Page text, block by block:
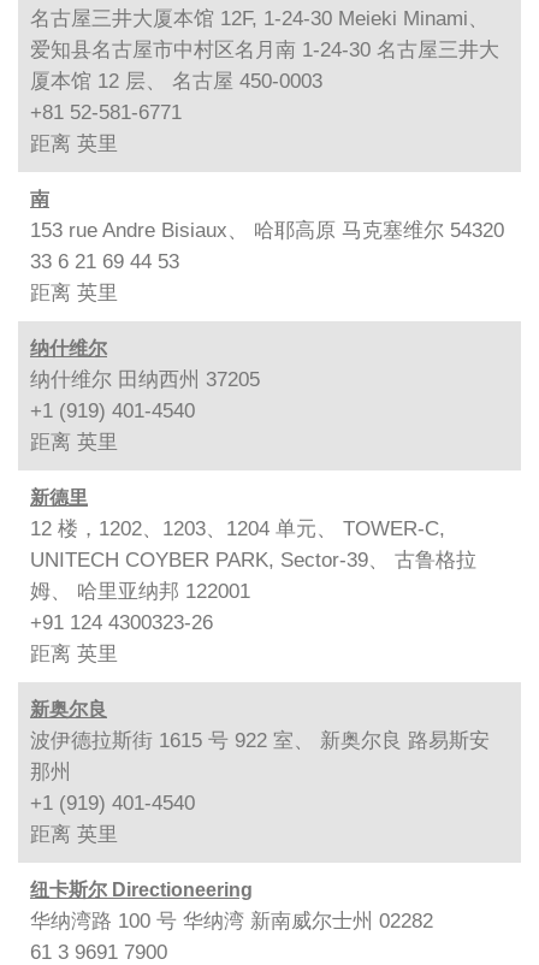
名古屋三井大厦本馆 12F, 1-24-30 Meieki Minami、
爱知县名古屋市中村区名月南 1-24-30 名古屋三井大
厦本馆 12 层、 名古屋 450-0003
+81 52-581-6771
距离 英里
南
153 rue Andre Bisiaux、 哈耶高原 马克塞维尔 54320
33 6 21 69 44 53
距离 英里
纳什维尔
纳什维尔 田纳西州 37205
+1 (919) 401-4540
距离 英里
新德里
12 楼，1202、1203、1204 单元、 TOWER-C,
UNITECH COYBER PARK, Sector-39、 古鲁格拉
姆、 哈里亚纳邦 122001
+91 124 4300323-26
距离 英里
新奥尔良
波伊德拉斯街 1615 号 922 室、 新奥尔良 路易斯安
那州
+1 (919) 401-4540
距离 英里
纽卡斯尔 Directioneering
华纳湾路 100 号 华纳湾 新南威尔士州 02282
61 3 9691 7900